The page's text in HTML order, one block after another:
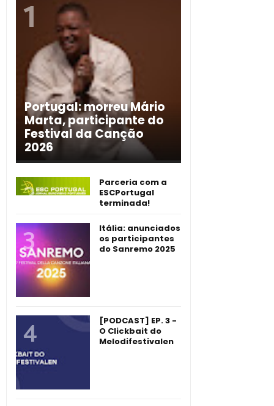
Portugal: morreu Mário
Marta, participante do
Festival da Canção
2026
Parceria com a
ESCPortugal
terminada!
Itália: anunciados
os participantes
do Sanremo 2025
[PODCAST] EP. 3 -
O Clickbait do
Melodifestivalen